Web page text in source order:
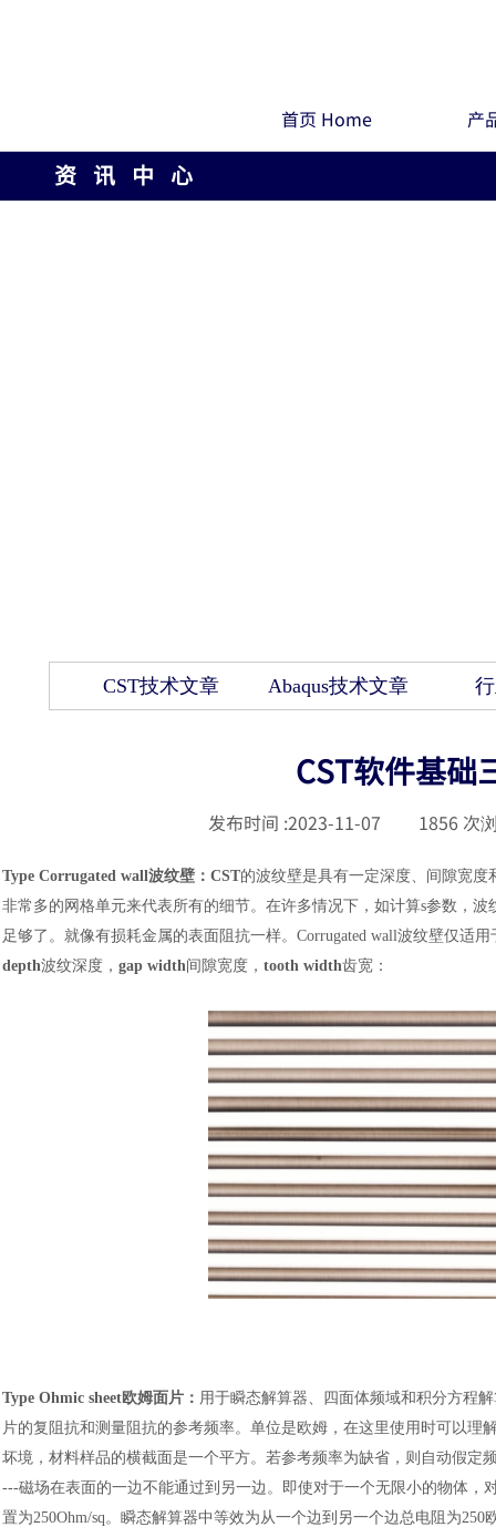
首页 Home 产
资 讯 中 心
CST技术文章 Abaqus技术文章
CST软件基础
发布时间 :2023-11-07 1856 次
Type Corrugated wall波纹壁：CST的波纹壁是具有一定深度、间隙宽
非常多的网格单元来代表所有的细节。在许多情况下，如计算s参数，波
足够了。就像有损耗金属的表面阻抗一样。Corrugated wall波纹壁仅适
depth波纹深度， gap width间隙宽度， tooth width齿宽：
Type Ohmic sheet欧姆面片： 用于瞬态解算器、四面体频域和积分方程
片的复阻抗和测量阻抗的参考频率。单位是欧姆，在这里使用时可以理
坏境，材料样品的横截面是一个平方。若参考频率为缺省，则自动假
---磁场在表面的一边不能通过到另一边。即使对于一个无限小的物体
置为250Ohm/sq。瞬态解算器中等效为从一个边到另一个边总电阻为